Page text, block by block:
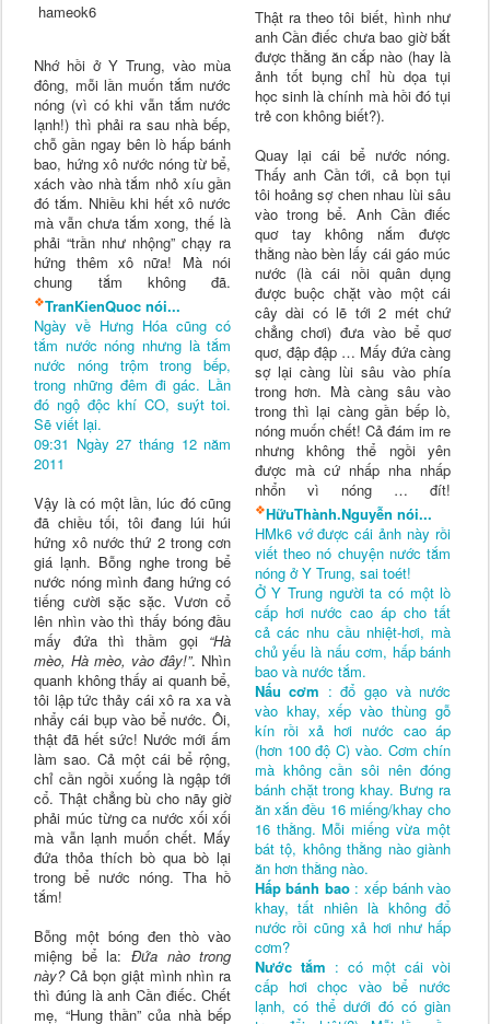
hameok6
Nhớ hồi ở Y Trung, vào mùa
đông, mỗi lần muốn tắm nước
nóng (vì có khi vẫn tắm nước
lạnh!) thì phải ra sau nhà bếp,
chỗ gần ngay bên lò hấp bánh
bao, hứng xô nước nóng từ bể,
xách vào nhà tắm nhỏ xíu gần
đó tắm. Nhiều khi hết xô nước
mà vẫn chưa tắm xong, thế là
phải “trần như nhộng” chạy ra
hứng thêm xô nữa! Mà nói
chung tắm không đã.
❖TranKienQuoc nói...
Ngày về Hưng Hóa cũng có
tắm nước nóng nhưng là tắm
nước nóng trộm trong bếp,
trong những đêm đi gác. Lần
đó ngộ độc khí CO, suýt toi.
Sẽ viết lại.
09:31 Ngày 27 tháng 12 năm
2011
Vậy là có một lần, lúc đó cũng
đã chiều tối, tôi đang lúi húi
hứng xô nước thứ 2 trong cơn
giá lạnh. Bỗng nghe trong bể
nước nóng mình đang hứng có
tiếng cười sặc sặc. Vươn cổ
lên nhìn vào thì thấy bóng đầu
mấy đứa thì thầm gọi“Hà
mèo, Hà mèo, vào đây!”. Nhìn
quanh không thấy ai quanh bể,
tôi lập tức thảy cái xô ra xa và
nhẩy cái bụp vào bể nước. Ôi,
thật đã hết sức! Nước mới ấm
làm sao. Cả một cái bể rộng,
chỉ cần ngồi xuống là ngập tới
cổ. Thật chẳng bù cho nãy giờ
phải múc từng ca nước xối xối
mà vẫn lạnh muốn chết. Mấy
đứa thỏa thích bò qua bò lại
trong bể nước nóng. Tha hồ
tắm!
Bỗng một bóng đen thò vào
miệng bể la:Đứa nào trong
này?Cả bọn giật mình nhìn ra
thì đúng là anh Cần điếc. Chết
mẹ, “Hung thần” của nhà bếp
Thật ra theo tôi biết, hình như
anh Cần điếc chưa bao giờ bắt
được thằng ăn cắp nào (hay là
ảnh tốt bụng chỉ hù dọa tụi
học sinh là chính mà hồi đó tụi
trẻ con không biết?).
Quay lại cái bể nước nóng.
Thấy anh Cần tới, cả bọn tụi
tôi hoảng sợ chen nhau lùi sâu
vào trong bể. Anh Cần điếc
quơ tay không nắm được
thằng nào bèn lấy cái gáo múc
nước (là cái nồi quân dụng
được buộc chặt vào một cái
cây dài có lẽ tới 2 mét chứ
chẳng chơi) đưa vào bể quơ
quơ, đập đập … Mấy đứa càng
sợ lại càng lùi sâu vào phía
trong hơn. Mà càng sâu vào
trong thì lại càng gần bếp lò,
nóng muốn chết! Cả đám im re
nhưng không thể ngồi yên
được mà cứ nhấp nha nhấp
nhổn vì nóng … đít!
❖HữuThành.Nguyễn nói...
HMk6 vớ được cái ảnh này rồi
viết theo nó chuyện nước tắm
nóng ở Y Trung, sai toét!
Ở Y Trung người ta có một lò
cấp hơi nước cao áp cho tất
cả các nhu cầu nhiệt-hơi, mà
chủ yếu là nấu cơm, hấp bánh
bao và nước tắm.
Nấu cơm : đổ gạo và nước
vào khay, xếp vào thùng gỗ
kín rồi xả hơi nước cao áp
(hơn 100 độ C) vào. Cơm chín
mà không cần sôi nên đóng
bánh chặt trong khay. Bưng ra
ăn xắn đều 16 miếng/khay cho
16 thằng. Mỗi miếng vừa một
bát tộ, không thằng nào giành
ăn hơn thằng nào.
Hấp bánh bao : xếp bánh vào
khay, tất nhiên là không đổ
nước rồi cũng xả hơi như hấp
cơm?
Nước tắm : có một cái vòi
cấp hơi chọc vào bể nước
lạnh, có thể dưới đó có giàn